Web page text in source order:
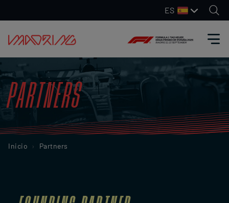
ES
PARTNERS
Inicio Partners